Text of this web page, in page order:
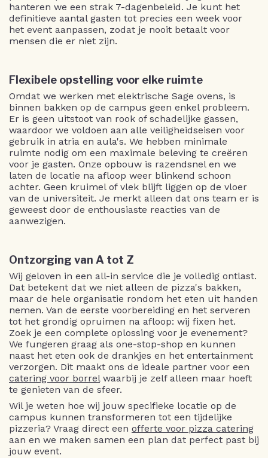
hanteren we een strak 7-dagenbeleid. Je kunt het
definitieve aantal gasten tot precies een week voor
het event aanpassen, zodat je nooit betaalt voor
mensen die er niet zijn.
Flexibele opstelling voor elke ruimte
Omdat we werken met elektrische Sage ovens, is
binnen bakken op de campus geen enkel probleem.
Er is geen uitstoot van rook of schadelijke gassen,
waardoor we voldoen aan alle veiligheidseisen voor
gebruik in atria en aula's. We hebben minimale
ruimte nodig om een maximale beleving te creëren
voor je gasten. Onze opbouw is razendsnel en we
laten de locatie na afloop weer blinkend schoon
achter. Geen kruimel of vlek blijft liggen op de vloer
van de universiteit. Je merkt alleen dat ons team er is
geweest door de enthousiaste reacties van de
aanwezigen.
Ontzorging van A tot Z
Wij geloven in een all-in service die je volledig ontlast.
Dat betekent dat we niet alleen de pizza's bakken,
maar de hele organisatie rondom het eten uit handen
nemen. Van de eerste voorbereiding en het serveren
tot het grondig opruimen na afloop: wij fixen het.
Zoek je een complete oplossing voor je evenement?
We fungeren graag als one-stop-shop en kunnen
naast het eten ook de drankjes en het entertainment
verzorgen. Dit maakt ons de ideale partner voor een
catering voor borrelwaarbij je zelf alleen maar hoeft
te genieten van de sfeer.
Wil je weten hoe wij jouw specifieke locatie op de
campus kunnen transformeren tot een tijdelijke
pizzeria? Vraag direct een offerte voor pizza catering
aan en we maken samen een plan dat perfect past bij
jouw event.